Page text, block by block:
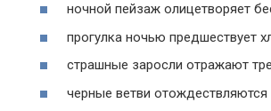
ночной пейзаж олицетворяет
прогулка ночью предшествует
страшные заросли отражают
черные ветви отождествляются